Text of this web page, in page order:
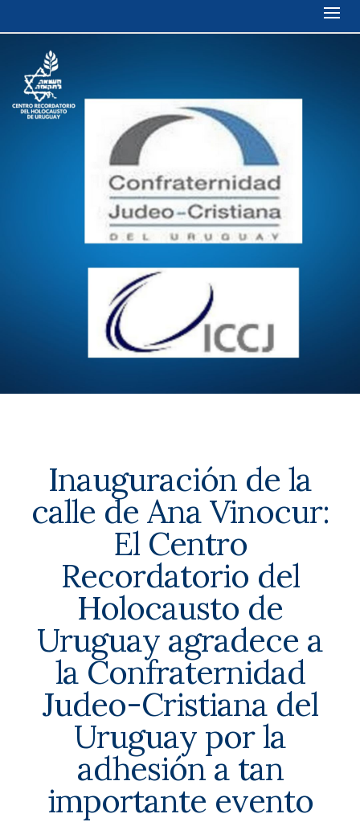
Inauguración de la
calle de Ana Vinocur:
El Centro
Recordatorio del
Holocausto de
Uruguay agradece a
la Confraternidad
Judeo-Cristiana del
Uruguay por la
adhesión a tan
importante evento